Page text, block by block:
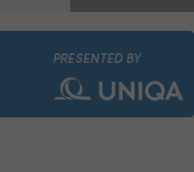
PRESENTED BY